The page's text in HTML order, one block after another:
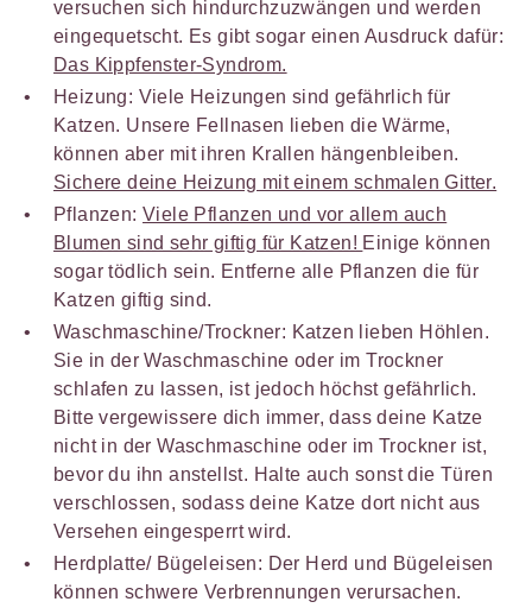
versuchen sich hindurchzuzwängen und werden
eingequetscht. Es gibt sogar einen Ausdruck dafür:
Das Kippfenster-Syndrom.
Heizung: Viele Heizungen sind gefährlich für
Katzen. Unsere Fellnasen lieben die Wärme,
können aber mit ihren Krallen hängenbleiben.
Sichere deine Heizung mit einem schmalen Gitter.
Pflanzen:Viele Pflanzen und vor allem auch
Blumen sind sehr giftig für Katzen! Einige können
sogar tödlich sein. Entferne alle Pflanzen die für
Katzen giftig sind.
Waschmaschine/Trockner: Katzen lieben Höhlen.
Sie in der Waschmaschine oder im Trockner
schlafen zu lassen, ist jedoch höchst gefährlich.
Bitte vergewissere dich immer, dass deine Katze
nicht in der Waschmaschine oder im Trockner ist,
bevor du ihn anstellst. Halte auch sonst die Türen
verschlossen, sodass deine Katze dort nicht aus
Versehen eingesperrt wird.
Herdplatte/ Bügeleisen: Der Herd und Bügeleisen
können schwere Verbrennungen verursachen.